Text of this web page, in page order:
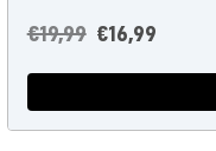
Oferta
cenowa
€16,99
Cena
regularna
€19,99